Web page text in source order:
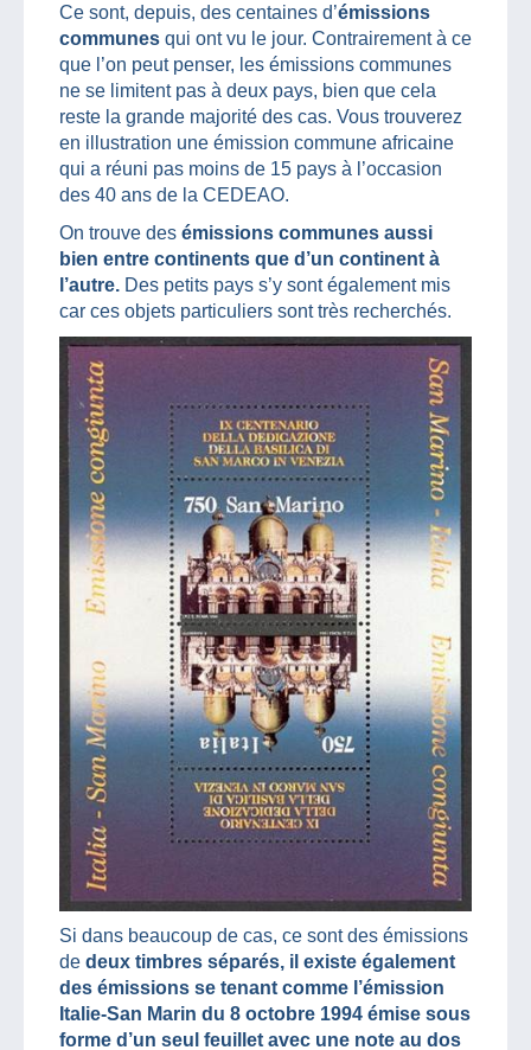
Ce sont, depuis, des centaines d’émissions
communes qui ont vu le jour. Contrairement à ce
que l’on peut penser, les émissions communes
ne se limitent pas à deux pays, bien que cela
reste la grande majorité des cas. Vous trouverez
en illustration une émission commune africaine
qui a réuni pas moins de 15 pays à l’occasion
des 40 ans de la CEDEAO.
On trouve des émissions communes aussi
bien entre continents que d’un continent à
l’autre. Des petits pays s’y sont également mis
car ces objets particuliers sont très recherchés.
Si dans beaucoup de cas, ce sont des émissions
de deux timbres séparés, il existe également
des émissions se tenant comme l’émission
Italie-San Marin du 8 octobre 1994 émise sous
forme d’un seul feuillet avec une note au dos